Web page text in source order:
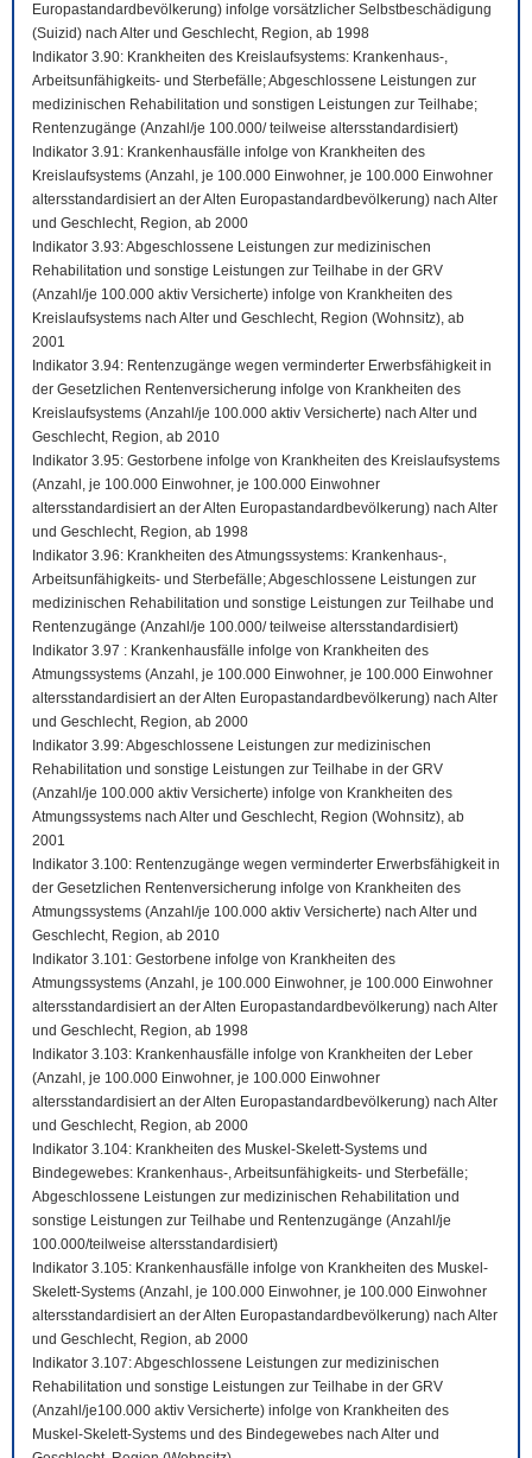
Europastandardbevölkerung) infolge vorsätzlicher Selbstbeschädigung
(Suizid) nach Alter und Geschlecht, Region, ab 1998
Indikator 3.90: Krankheiten des Kreislaufsystems: Krankenhaus-,
Arbeitsunfähigkeits- und Sterbefälle; Abgeschlossene Leistungen zur
medizinischen Rehabilitation und sonstigen Leistungen zur Teilhabe;
Rentenzugänge (Anzahl/je 100.000/ teilweise altersstandardisiert)
Indikator 3.91: Krankenhausfälle infolge von Krankheiten des
Kreislaufsystems (Anzahl, je 100.000 Einwohner, je 100.000 Einwohner
altersstandardisiert an der Alten Europastandardbevölkerung) nach Alter
und Geschlecht, Region, ab 2000
Indikator 3.93: Abgeschlossene Leistungen zur medizinischen
Rehabilitation und sonstige Leistungen zur Teilhabe in der GRV
(Anzahl/je 100.000 aktiv Versicherte) infolge von Krankheiten des
Kreislaufsystems nach Alter und Geschlecht, Region (Wohnsitz), ab
2001
Indikator 3.94: Rentenzugänge wegen verminderter Erwerbsfähigkeit in
der Gesetzlichen Rentenversicherung infolge von Krankheiten des
Kreislaufsystems (Anzahl/je 100.000 aktiv Versicherte) nach Alter und
Geschlecht, Region, ab 2010
Indikator 3.95: Gestorbene infolge von Krankheiten des Kreislaufsystems
(Anzahl, je 100.000 Einwohner, je 100.000 Einwohner
altersstandardisiert an der Alten Europastandardbevölkerung) nach Alter
und Geschlecht, Region, ab 1998
Indikator 3.96: Krankheiten des Atmungssystems: Krankenhaus-,
Arbeitsunfähigkeits- und Sterbefälle; Abgeschlossene Leistungen zur
medizinischen Rehabilitation und sonstige Leistungen zur Teilhabe und
Rentenzugänge (Anzahl/je 100.000/ teilweise altersstandardisiert)
Indikator 3.97 : Krankenhausfälle infolge von Krankheiten des
Atmungssystems (Anzahl, je 100.000 Einwohner, je 100.000 Einwohner
altersstandardisiert an der Alten Europastandardbevölkerung) nach Alter
und Geschlecht, Region, ab 2000
Indikator 3.99: Abgeschlossene Leistungen zur medizinischen
Rehabilitation und sonstige Leistungen zur Teilhabe in der GRV
(Anzahl/je 100.000 aktiv Versicherte) infolge von Krankheiten des
Atmungssystems nach Alter und Geschlecht, Region (Wohnsitz), ab
2001
Indikator 3.100: Rentenzugänge wegen verminderter Erwerbsfähigkeit in
der Gesetzlichen Rentenversicherung infolge von Krankheiten des
Atmungssystems (Anzahl/je 100.000 aktiv Versicherte) nach Alter und
Geschlecht, Region, ab 2010
Indikator 3.101: Gestorbene infolge von Krankheiten des
Atmungssystems (Anzahl, je 100.000 Einwohner, je 100.000 Einwohner
altersstandardisiert an der Alten Europastandardbevölkerung) nach Alter
und Geschlecht, Region, ab 1998
Indikator 3.103: Krankenhausfälle infolge von Krankheiten der Leber
(Anzahl, je 100.000 Einwohner, je 100.000 Einwohner
altersstandardisiert an der Alten Europastandardbevölkerung) nach Alter
und Geschlecht, Region, ab 2000
Indikator 3.104: Krankheiten des Muskel-Skelett-Systems und
Bindegewebes: Krankenhaus-, Arbeitsunfähigkeits- und Sterbefälle;
Abgeschlossene Leistungen zur medizinischen Rehabilitation und
sonstige Leistungen zur Teilhabe und Rentenzugänge (Anzahl/je
100.000/teilweise altersstandardisiert)
Indikator 3.105: Krankenhausfälle infolge von Krankheiten des Muskel-
Skelett-Systems (Anzahl, je 100.000 Einwohner, je 100.000 Einwohner
altersstandardisiert an der Alten Europastandardbevölkerung) nach Alter
und Geschlecht, Region, ab 2000
Indikator 3.107: Abgeschlossene Leistungen zur medizinischen
Rehabilitation und sonstige Leistungen zur Teilhabe in der GRV
(Anzahl/je100.000 aktiv Versicherte) infolge von Krankheiten des
Muskel-Skelett-Systems und des Bindegewebes nach Alter und